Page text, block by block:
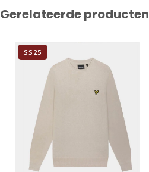
Gerelateerde producten
SS25